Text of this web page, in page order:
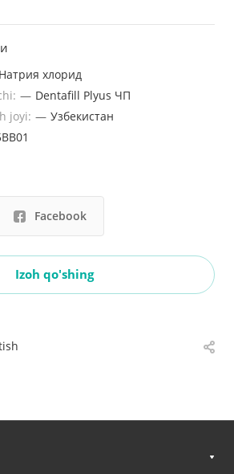
Натрия хлорид
— Dentafill Plyus ЧП
joyi: — Узбекистан
Facebook
Izoh qo'shing